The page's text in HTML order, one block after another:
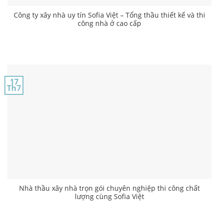
Công ty xây nhà uy tín Sofia Việt – Tổng thầu thiết kế và thi
công nhà ở cao cấp
Nhà thầu xây nhà trọn gói chuyên nghiệp thi công chất
lượng cùng Sofia Việt
17
Th7